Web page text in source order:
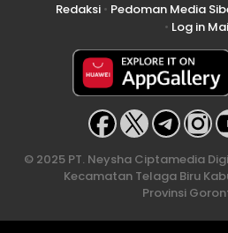
Redaksi• Pedoman Media
• Log in
© 2025 PT. Neysha Ciptamedia
Kecamatan Telaga Biru
Provinsi